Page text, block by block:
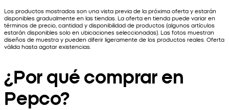
Los productos mostrados son una vista previa de la próxima oferta y estarán
disponibles gradualmente en las tiendas. La oferta en tienda puede variar en
términos de precio, cantidad y disponibilidad de productos (algunos artículos
estarán disponibles solo en ubicaciones seleccionadas). Las fotos muestran
diseños de muestra y pueden diferir ligeramente de los productos reales. Oferta
válida hasta agotar existencias.
¿Por qué comprar en
Pepco?